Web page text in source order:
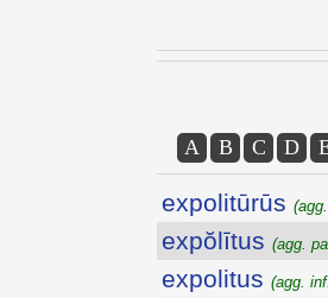
A B C D
expolitūrūs
expŏlītus (agg.
expolitus (agg.